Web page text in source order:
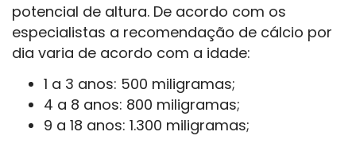
potencial de altura. De acordo com os
especialistas a recomendação de cálcio por
dia varia de acordo com a idade:
1 a 3 anos: 500 miligramas;
4 a 8 anos: 800 miligramas;
9 a 18 anos: 1.300 miligramas;